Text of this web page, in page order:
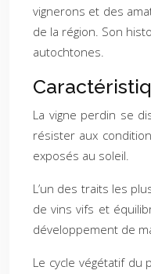
vignerons et des
de la région. Son
autochtones.
La vigne perdin se
résister aux
exposés au soleil.
L’un des traits les
de vins vifs et
développement de
Le cycle végétatif